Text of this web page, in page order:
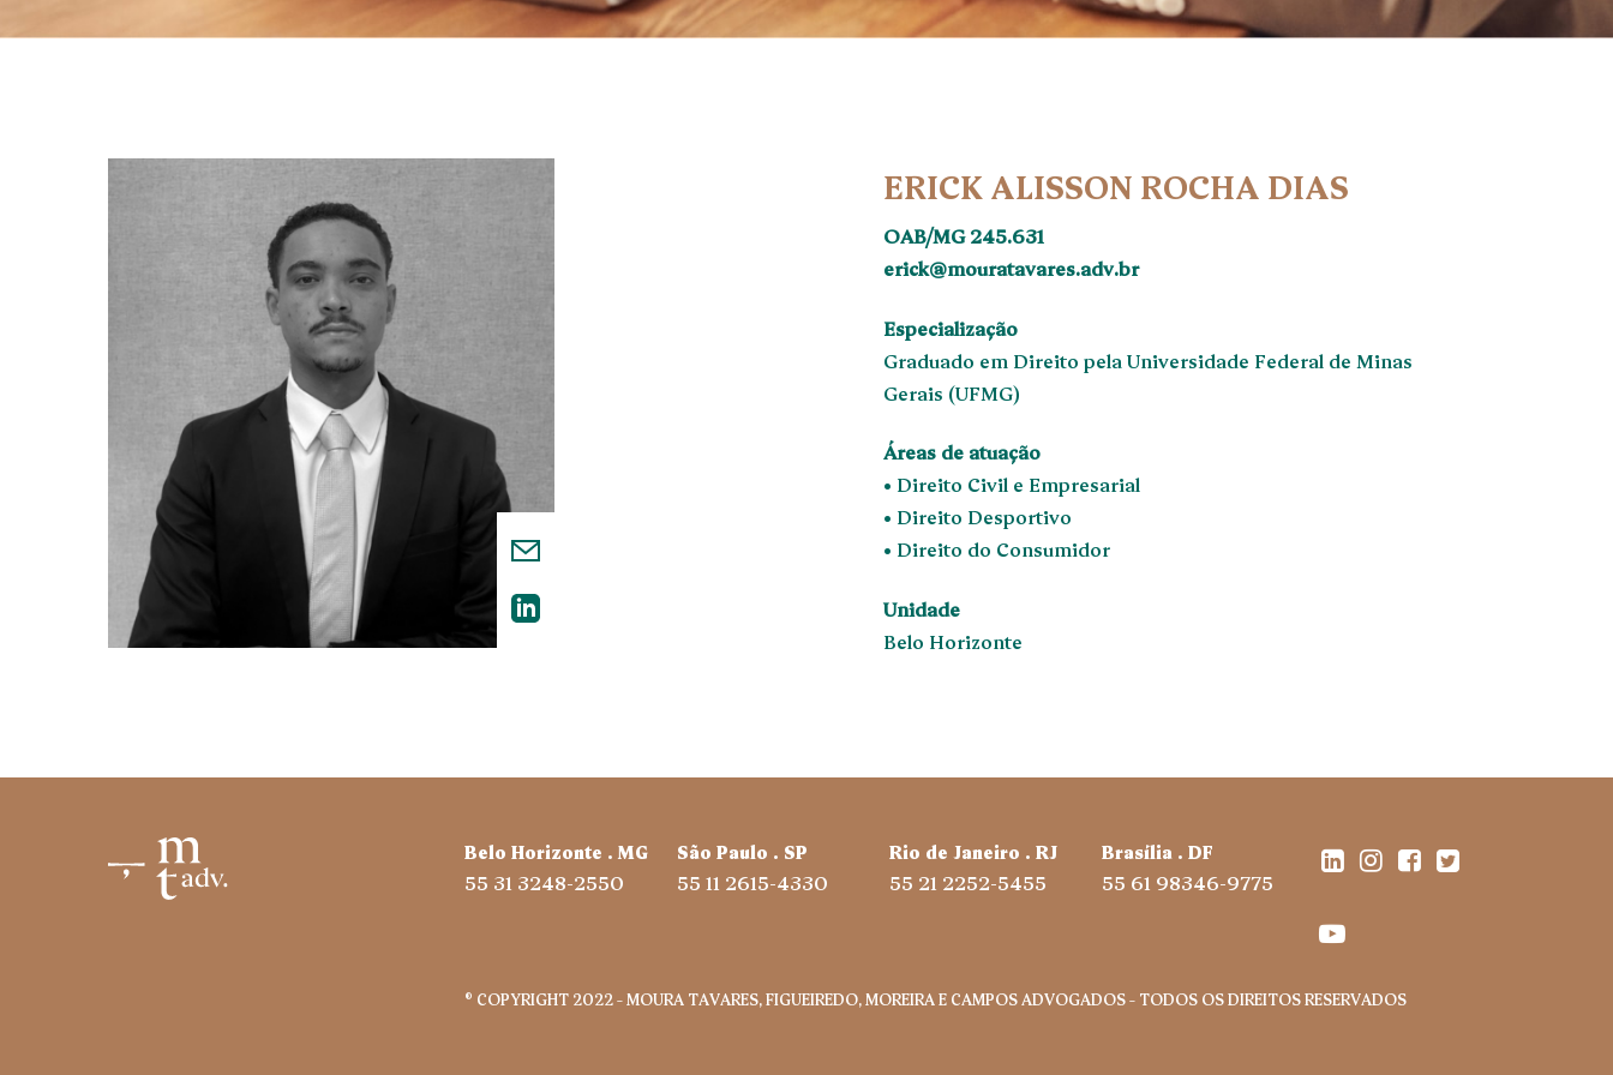
ERICK ALISSON ROCHA DIAS
OAB/MG 245.631
erick@mouratavares.adv.br
Especialização
Graduado em Direito pela Universidade Federal de Minas
Gerais (UFMG)
Áreas de atuação
• Direito Civil e Empresarial
• Direito Desportivo
• Direito do Consumidor
Unidade
Belo Horizonte
Belo Horizonte . MG
55 31 3248-2550
São Paulo . SP
55 11 2615-4330
Rio de Janeiro . RJ
55 21 2252-5455
Brasília . DF
55 61 98346-9775
® COPYRIGHT 2022 – MOURA TAVARES, FIGUEIREDO, MOREIRA E CAMPOS ADVOGADOS – TODOS OS DIREITOS RESERVADOS